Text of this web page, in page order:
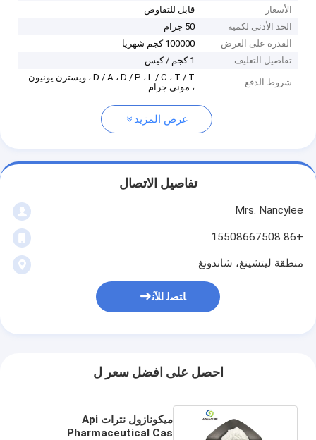
الأسعار
قابل للتفاوض
الحد الأدنى لكمية
50 جرام
القدرة على العرض
100000 كجم شهريا
تفاصيل التغليف
1 كجم / كيس
شروط الدفع
D / A ، D / P ، L / C ، T / T ، ويسترن يونيون
، موني جرام
عرض المزيد
تفاصيل الاتصال
Mrs. Nancylee
+86 15508667508
منطقة ليتشينغ، شاندونغ
ﺎﺘﺼﻟ ﺍﻶﻧ
احصل على افضل سعر ل
ميكونازول نترات Api
Pharmaceutical Cas